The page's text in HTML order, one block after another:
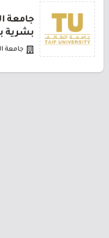
جامعة
بشرية
جامعة